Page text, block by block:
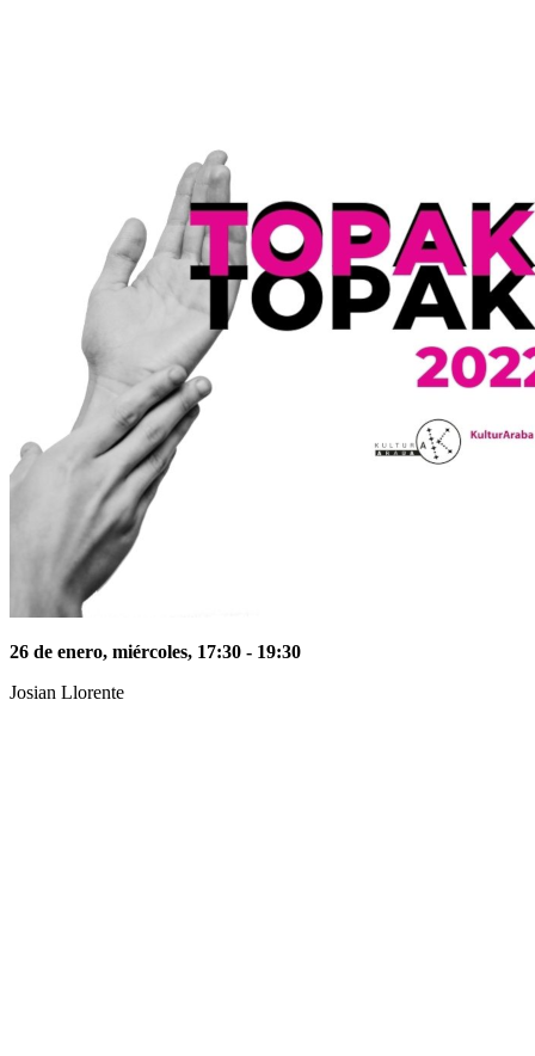
26 de enero, miércoles, 17:30 - 19:30
Josian Llorente